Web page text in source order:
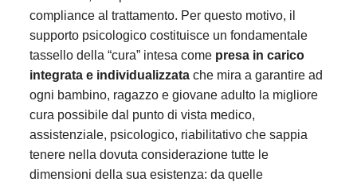
compliance al trattamento. Per questo motivo, il
supporto psicologico costituisce un fondamentale
tassello della “cura” intesa come presa in carico
integrata e individualizzatache mira a garantire ad
ogni bambino, ragazzo e giovane adulto la migliore
cura possibile dal punto di vista medico,
assistenziale, psicologico, riabilitativo che sappia
tenere nella dovuta considerazione tutte le
dimensioni della sua esistenza: da quelle